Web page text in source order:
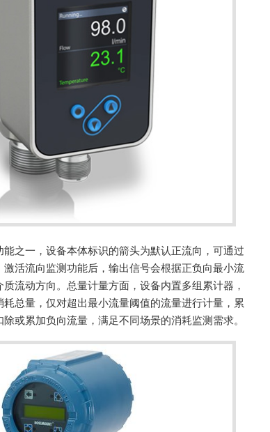
之一，设备本体标识的箭头为默认正流向，可通过
活流向监测功能后，输出信号会根据正负向最小流
流动方向。总量计量方面，设备内置多组累计器，
总量，仅对超出最小流量阈值的流量进行计量，累
或累加负向流量，满足不同场景的消耗监测需求。